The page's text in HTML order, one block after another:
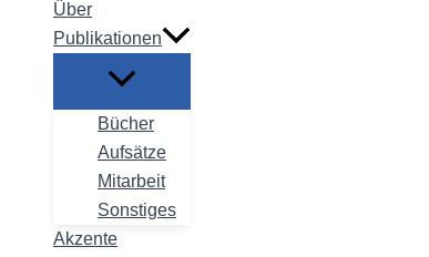
Über
Publikationen
Bücher
Aufsätze
Mitarbeit
Sonstiges
Akzente